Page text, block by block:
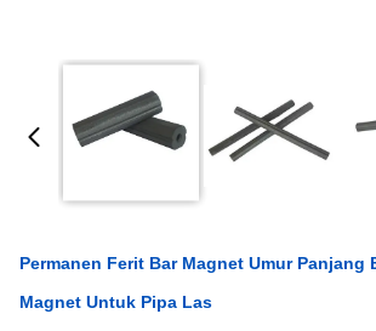
Permanen Ferit Bar Magnet Umur Panjang
Magnet Untuk Pipa Las